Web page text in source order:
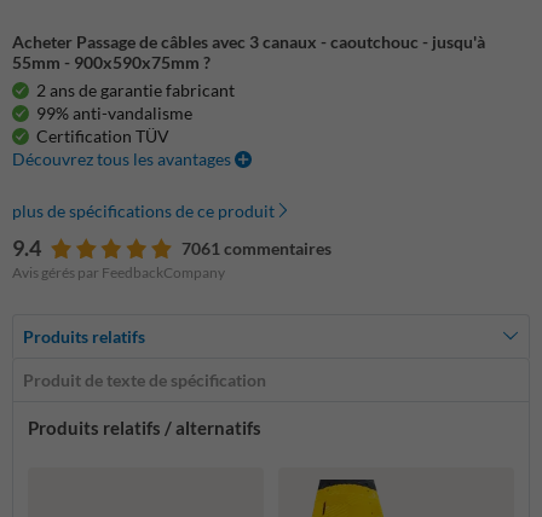
Acheter Passage de câbles avec 3 canaux - caoutchouc - jusqu'à
55mm - 900x590x75mm ?
2 ans de garantie fabricant
99% anti-vandalisme
Certification TÜV
Découvrez tous les avantages
plus de spécifications de ce produit
9.4 7061 commentaires
Avis gérés par FeedbackCompany
Produits relatifs
Produit de texte de spécification
Produits relatifs / alternatifs